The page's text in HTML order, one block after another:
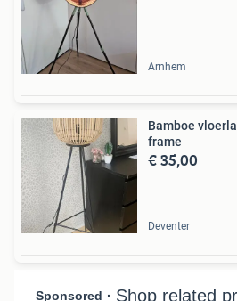
Arnhem
Bamboe
frame
€ 35,00
Deventer